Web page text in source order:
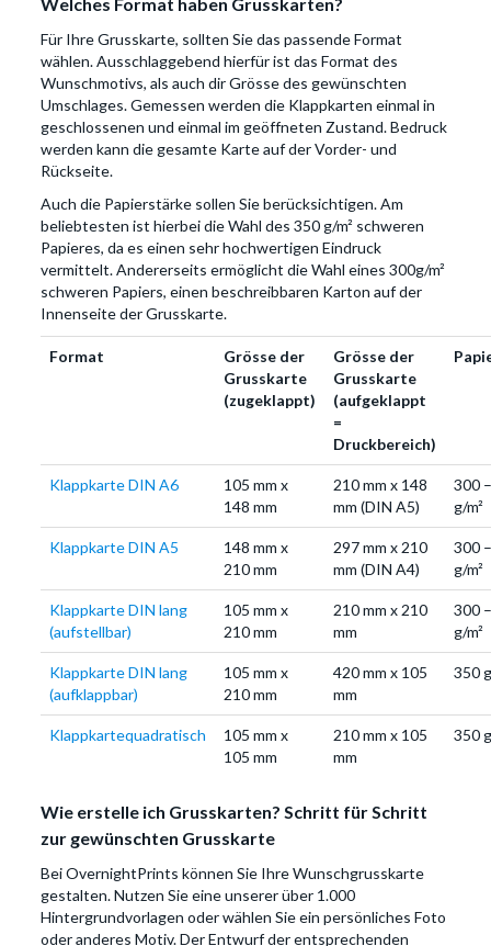
Für Ihre Grusskarte, sollten Sie das passende Format
wählen. Ausschlaggebend hierfür ist das Format des
Wunschmotivs, als auch dir Grösse des gewünschten
Umschlages. Gemessen werden die Klappkarten einmal in
geschlossenen und einmal im geöffneten Zustand. Bedruck
werden kann die gesamte Karte auf der Vorder- und
Rückseite.
Auch die Papierstärke sollen Sie berücksichtigen. Am
beliebtesten ist hierbei die Wahl des 350 g/m² schweren
Papieres, da es einen sehr hochwertigen Eindruck
vermittelt. Andererseits ermöglicht die Wahl eines 300g/m²
schweren Papiers, einen beschreibbaren Karton auf der
Innenseite der Grusskarte.
Format
Grösse der
Grusskarte
(zugeklappt)
Grösse der
Grusskarte
(aufgeklappt
=
Druckbereich)
Klappkarte DIN A6
105 mm x
148 mm
210 mm x 148
mm (DIN A5)
300
g/m²
Klappkarte DIN A5
148 mm x
210 mm
297 mm x 210
mm (DIN A4)
300
g/m²
Klappkarte DIN lang
(aufstellbar)
105 mm x
210 mm
210 mm x 210
mm
300
g/m²
Klappkarte DIN lang
(aufklappbar)
105 mm x
210 mm
420 mm x 105
mm
350
Klappkartequadratisch
105 mm x
105 mm
210 mm x 105
mm
350
Wie erstelle ich Grusskarten? Schritt für Schritt
zur gewünschten Grusskarte
Bei OvernightPrints können Sie Ihre Wunschgrusskarte
gestalten. Nutzen Sie eine unserer über 1.000
Hintergrundvorlagen oder wählen Sie ein persönliches Foto
oder anderes Motiv. Der Entwurf der entsprechenden